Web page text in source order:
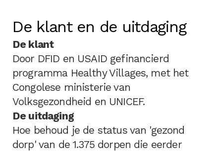
De klant en de uitdaging
De klant
Door DFID en USAID gefinancierd
programma Healthy Villages, met het
Congolese ministerie van
Volksgezondheid en UNICEF.
De uitdaging
Hoe behoud je de status van 'gezond
dorp' van de 1.375 dorpen die eerder